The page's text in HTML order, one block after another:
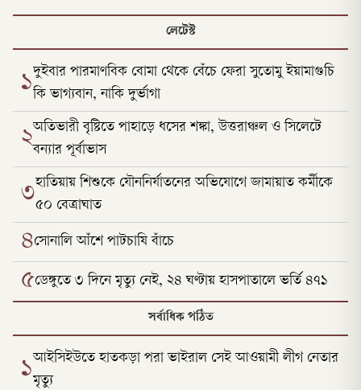
লেটেস্ট
১দুইবার পারমাণবিক বোমা থেকে বেঁচে ফেরা সুতোমু ইয়ামাগুচি
কি ভাগ্যবান, নাকি দুর্ভাগা
২অতিভারী বৃষ্টিতে পাহাড়ে ধসের শঙ্কা, উত্তরাঞ্চল ও সিলেটে
বন্যার পূর্বাভাস
৩হাতিয়ায় শিশুকে যৌননির্যাতনের অভিযোগে জামায়াত কর্মীকে
৫০ বেত্রাঘাত
৪সোনালি আঁশে পাটচাষি বাঁচে
৫ডেঙ্গুতে ৩ দিনে মৃত্যু নেই, ২৪ ঘণ্টায় হাসপাতালে ভর্তি ৪৭১
সর্বাধিক পঠিত
১আইসিইউতে হাতকড়া পরা ভাইরাল সেই আওয়ামী লীগ নেতার
মৃত্যু